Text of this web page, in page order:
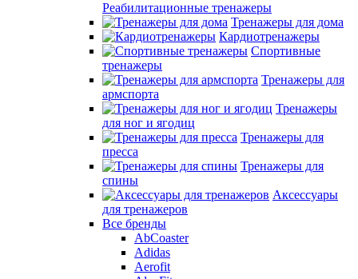
Реабилитационные тренажеры
Тренажеры для дома
Кардиотренажеры
Спортивные
тренажеры
Тренажеры для
армспорта
Тренажеры
для ног и ягодиц
Тренажеры для
пресса
Тренажеры для
спины
Аксессуары
для тренажеров
Все бренды
AbCoaster
Adidas
Aerofit